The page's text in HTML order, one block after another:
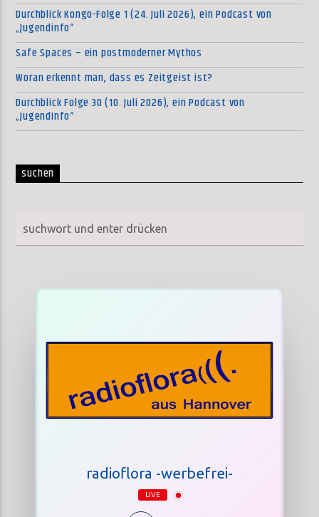
Durchblick Kongo-Folge 1 (24. Juli 2026), ein Podcast von
„Jugendinfo“
Safe Spaces – ein postmoderner Mythos
Woran erkennt man, dass es Zeitgeist ist?
Durchblick Folge 30 (10. Juli 2026), ein Podcast von
„Jugendinfo“
suchen
radioflora -werbefrei-
LIVE